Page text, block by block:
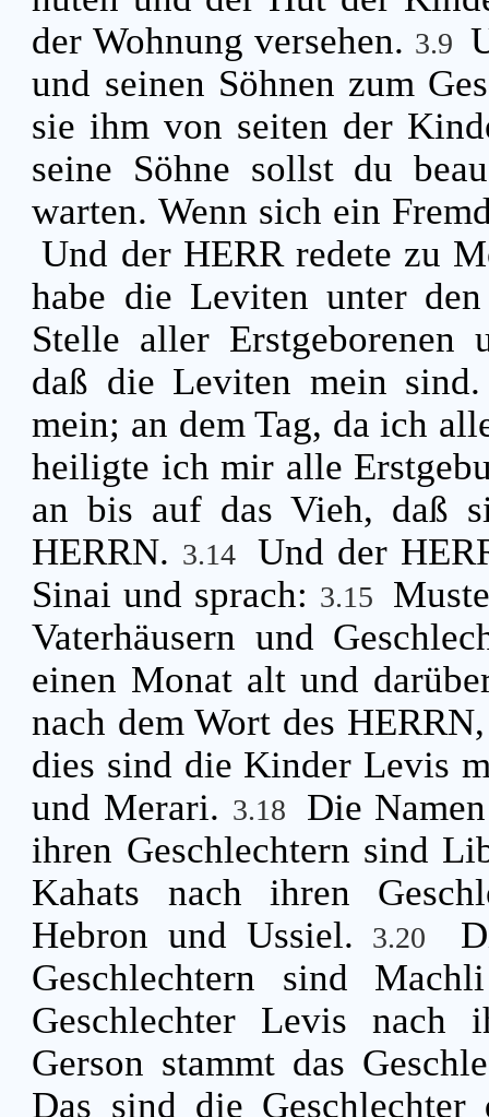
der Wohnung versehen. 3.9
und seinen Söhnen zum
sie ihm von seiten der
seine Söhne sollst du
warten. Wenn sich ein
Und der HERR redete zu
habe die Leviten unter
Stelle aller Erstgeborenen
daß die Leviten mein
mein; an dem Tag, da ich
heiligte ich mir alle
an bis auf das Vieh, daß
HERRN. 3.14
Und der
Sinai und sprach: 3.15
Vaterhäusern und
einen Monat alt und
nach dem Wort des
dies sind die Kinder Levis
und Merari. 3.18
Die
ihren Geschlechtern sind
Kahats nach ihren
Hebron und Ussiel.
3.20
Geschlechtern sind
Geschlechter Levis nach
Gerson stammt das
Das sind die